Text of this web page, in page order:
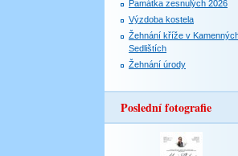
Památka zesnulých 2026
Výzdoba kostela
Žehnání kříže v
Sedlištích
Žehnání úrody
Poslední fotografie